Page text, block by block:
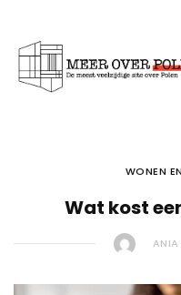
WONEN
Wat kost
ANIA